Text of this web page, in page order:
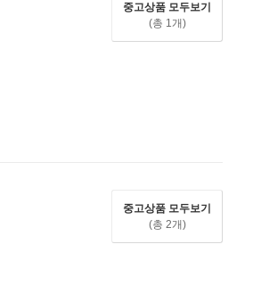
중고상품 모두보기
(총 1개)
중고상품 모두보기
(총 2개)